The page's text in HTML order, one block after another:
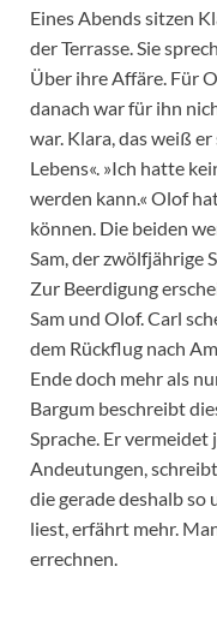
Eines Abends sitzen
der Terrasse. Sie
Über ihre Affäre. Für
danach war für ihn
war. Klara, das weiß
Lebens«. »Ich hatte
werden kann.« Olof
können. Die beiden
Sam, der zwölfjährige
Zur Beerdigung
Sam und Olof. Carl
dem Rückflug nach
Ende doch mehr als
Bargum beschreibt
Sprache. Er
Andeutungen,
die gerade deshalb so
liest, erfährt mehr.
errechnen.